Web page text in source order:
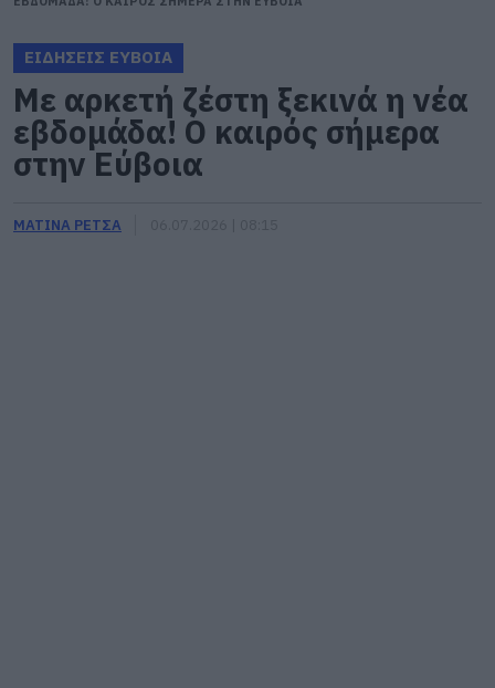
ΕΙΔΗΣΕΙΣ ΕΥΒΟΙΑ
Με αρκετή ζέστη ξεκινά η νέα
εβδομάδα! Ο καιρός σήμερα
στην Εύβοια
ΜΑΤΙΝΑ ΡΕΤΣΑ